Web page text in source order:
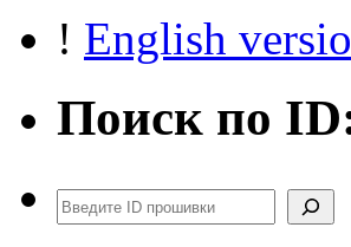
! English
Поиск по
Поиск